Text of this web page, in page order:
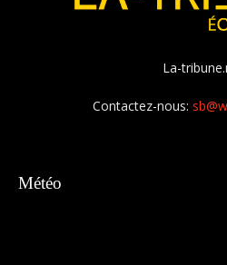
La-
Contactez-nous:
Météo